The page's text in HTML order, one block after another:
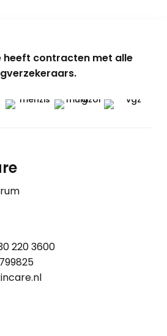
heeft contracten met alle
220 3600